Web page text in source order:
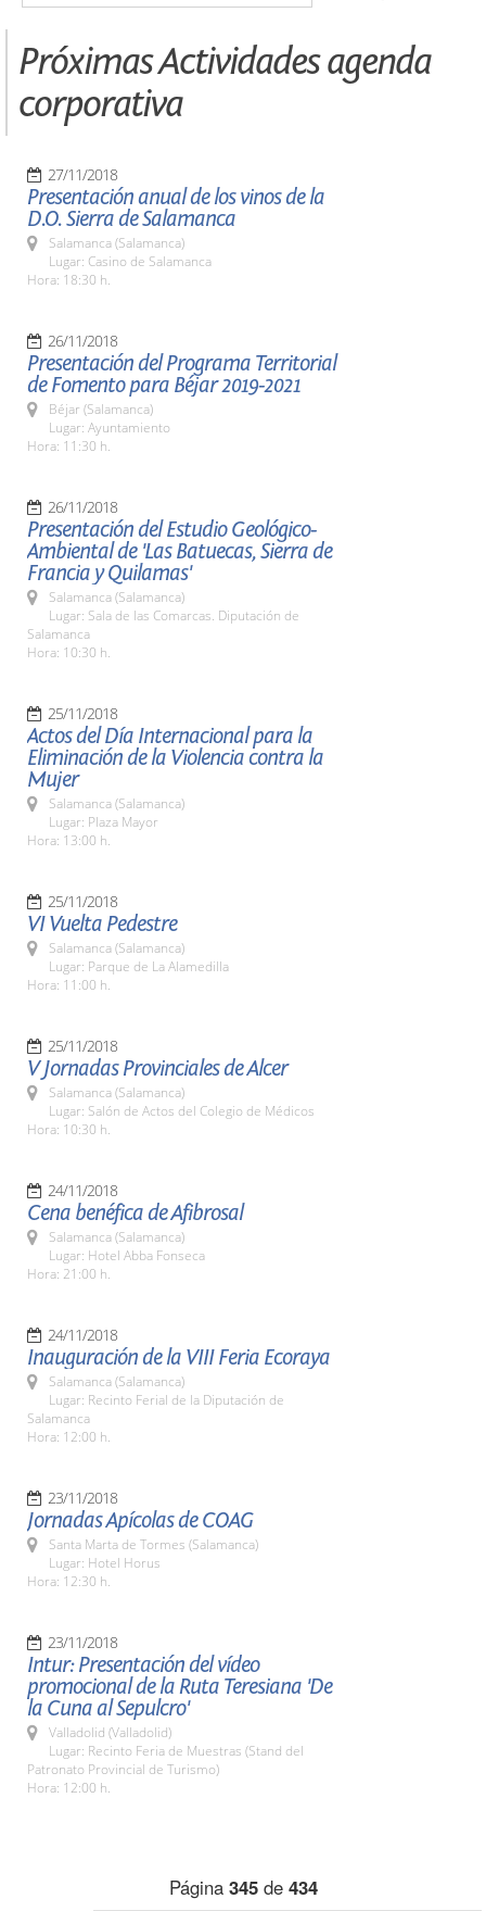
Próximas Actividades agenda
corporativa
27/11/2018
Presentación anual de los vinos de la
D.O. Sierra de Salamanca
Salamanca (Salamanca)
Lugar: Casino de Salamanca
Hora: 18:30 h.
26/11/2018
Presentación del Programa Territorial
de Fomento para Béjar 2019-2021
Béjar (Salamanca)
Lugar: Ayuntamiento
Hora: 11:30 h.
26/11/2018
Presentación del Estudio Geológico-
Ambiental de 'Las Batuecas, Sierra de
Francia y Quilamas'
Salamanca (Salamanca)
Lugar: Sala de las Comarcas. Diputación de
Salamanca
Hora: 10:30 h.
25/11/2018
Actos del Día Internacional para la
Eliminación de la Violencia contra la
Mujer
Salamanca (Salamanca)
Lugar: Plaza Mayor
Hora: 13:00 h.
25/11/2018
VI Vuelta Pedestre
Salamanca (Salamanca)
Lugar: Parque de La Alamedilla
Hora: 11:00 h.
25/11/2018
V Jornadas Provinciales de Alcer
Salamanca (Salamanca)
Lugar: Salón de Actos del Colegio de Médicos
Hora: 10:30 h.
24/11/2018
Cena benéfica de Afibrosal
Salamanca (Salamanca)
Lugar: Hotel Abba Fonseca
Hora: 21:00 h.
24/11/2018
Inauguración de la VIII Feria Ecoraya
Salamanca (Salamanca)
Lugar: Recinto Ferial de la Diputación de
Salamanca
Hora: 12:00 h.
23/11/2018
Jornadas Apícolas de COAG
Santa Marta de Tormes (Salamanca)
Lugar: Hotel Horus
Hora: 12:30 h.
23/11/2018
Intur: Presentación del vídeo
promocional de la Ruta Teresiana 'De
la Cuna al Sepulcro'
Valladolid (Valladolid)
Lugar: Recinto Feria de Muestras (Stand del
Patronato Provincial de Turismo)
Hora: 12:00 h.
Página 345de 434